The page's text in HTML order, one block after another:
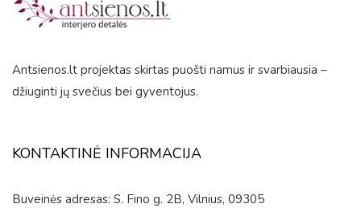
Antsienos.lt projektas skirtas puošti namus ir svarbiausia –
džiuginti jų svečius bei gyventojus.
KONTAKTINĖ INFORMACIJA
Buveinės adresas: S. Fino g. 2B, Vilnius, 09305